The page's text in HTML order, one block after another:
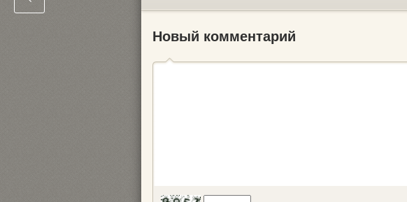
Новый комментарий